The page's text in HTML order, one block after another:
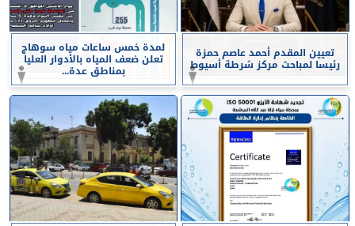
تعيين المقدم أحمد عاصم حمزة
رئيسا لمباحث مركز شرطة أسيوط
لمدة خمس ساعات مياه سوهاج
تعلن ضعف المياه بالأدوار العليا
بمناطق عدة...